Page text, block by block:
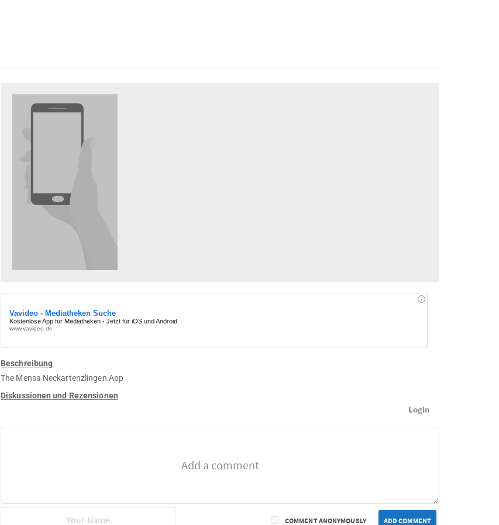
Beschreibung
The Mensa Neckartenzlingen App
Diskussionen und Rezensionen
Login
ADD COMMENT
COMMENT ANONYMOUSLY